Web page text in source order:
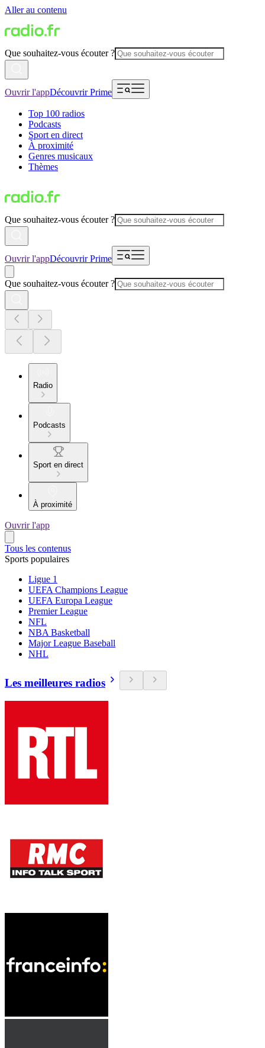
Aller au contenu
Que souhaitez-vous écouter ?
Ouvrir l'appDécouvrir Prime
Top 100 radios
Podcasts
Sport en direct
À proximité
Genres musicaux
Thèmes
Que souhaitez-vous écouter ?
Ouvrir l'appDécouvrir Prime
Que souhaitez-vous écouter ?
Radio
Podcasts
Sport en direct
À proximité
Ouvrir l'app
Tous les contenus
Sports populaires
Ligue 1
UEFA Champions League
UEFA Europa League
Premier League
NFL
NBA Basketball
Major League Baseball
NHL
Les meilleures radios